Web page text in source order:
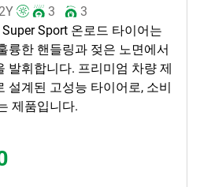
Y 3
3
Sport 온로드 타이어는
륭한 핸들링과 젖은 노면에서
발휘합니다. 프리미엄 차량 제
설계된 고성능 타이어로, 소비
제품입니다.